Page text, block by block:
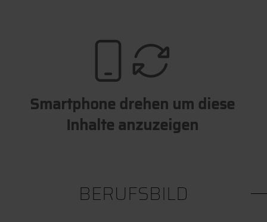
Smartphone drehen um diese
Inhalte anzuzeigen
BERUFSBILD